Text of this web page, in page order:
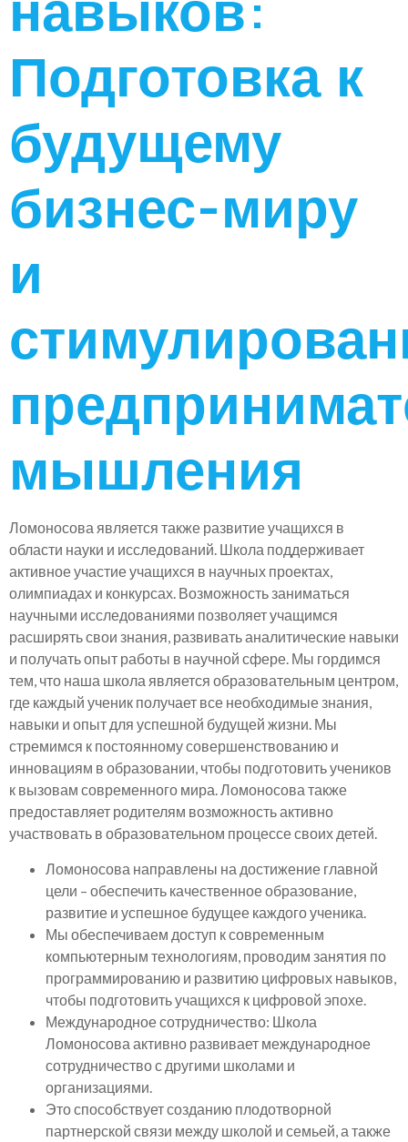
Подготовка к
будущему
бизнес-миру
и
мышления
Ломоносова является также развитие учащихся в
области науки и исследований. Школа поддерживает
активное участие учащихся в научных проектах,
олимпиадах и конкурсах. Возможность заниматься
научными исследованиями позволяет учащимся
расширять свои знания, развивать аналитические навыки
и получать опыт работы в научной сфере. Мы гордимся
тем, что наша школа является образовательным центром,
где каждый ученик получает все необходимые знания,
навыки и опыт для успешной будущей жизни. Мы
стремимся к постоянному совершенствованию и
инновациям в образовании, чтобы подготовить учеников
к вызовам современного мира. Ломоносова также
предоставляет родителям возможность активно
участвовать в образовательном процессе своих детей.
Ломоносова направлены на достижение главной
цели – обеспечить качественное образование,
развитие и успешное будущее каждого ученика.
Мы обеспечиваем доступ к современным
компьютерным технологиям, проводим занятия по
программированию и развитию цифровых навыков,
чтобы подготовить учащихся к цифровой эпохе.
Международное сотрудничество: Школа
Ломоносова активно развивает международное
сотрудничество с другими школами и
организациями.
Это способствует созданию плодотворной
партнерской связи между школой и семьей, а также